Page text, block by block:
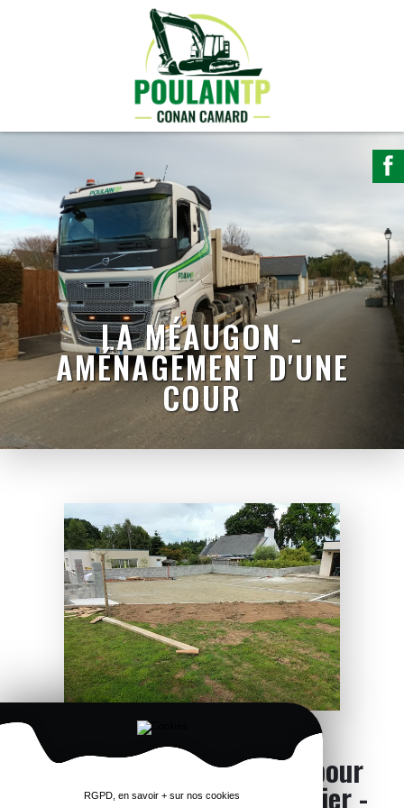
LA MÉAUGON -
AMÉNAGEMENT D'UNE
COUR
Aménagement d'une cour pour
un enrobé chez un particulier -
RGPD, en savoir + sur nos cookies